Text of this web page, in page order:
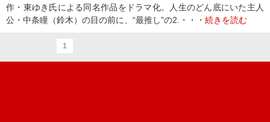
作・東ゆき氏による同名作品をドラマ化。人生のどん底にいた主人
公・中条瞳（鈴木）の目の前に、“最推し”の2.・・・ 続きを読む
1